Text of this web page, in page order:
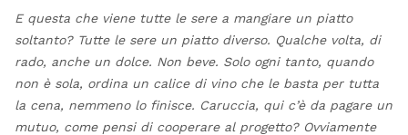
E questa che viene tutte le sere a mangiare un piatto
soltanto? Tutte le sere un piatto diverso. Qualche volta, di
rado, anche un dolce. Non beve. Solo ogni tanto, quando
non è sola, ordina un calice di vino che le basta per tutta
la cena, nemmeno lo finisce. Caruccia, qui c’è da pagare un
mutuo, come pensi di cooperare al progetto? Ovviamente